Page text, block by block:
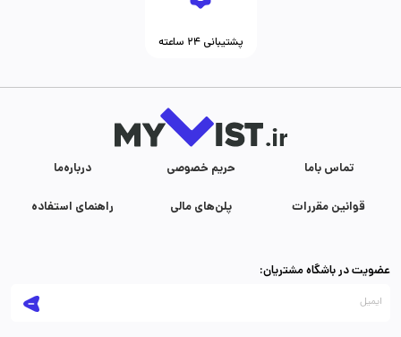
پشتیبانی ۲۴ ساعته
درباره‌ما حریم خصوصی تماس با‌ما
راهنمای استفاده پلن‌های مالی قوانین مقررات
عضویت در باشگاه مشتریان: